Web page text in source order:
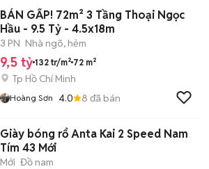
BÁN GẤP! 72m² 3 Tầng Thoại Ngọc
Hầu - 9.5 Tỷ - 4.5x18m
3 PN Nhà ngõ, hẻm
9,5 tỷ 132 tr/m² 72 m²
Tp Hồ Chí Minh
Hoàng Sơn 4.0 8 đã bán
Giày bóng rổ Anta Kai 2 Speed Nam
Tím 43 Mới
Mới Đồ nam